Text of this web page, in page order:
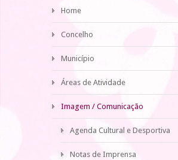
Home
Concelho
Município
Áreas de Atividade
Imagem / Comunicação
Agenda Cultural e Desportiva
Notas de Imprensa